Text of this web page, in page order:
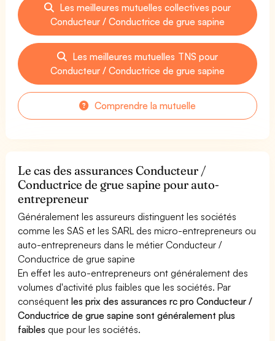
Les meilleures mutuelles collectives pour
Conducteur / Conductrice de grue sapine
Les meilleures mutuelles TNS pour
Conducteur / Conductrice de grue sapine
Comprendre la mutuelle
Le cas des assurances Conducteur /
Conductrice de grue sapine pour auto-
entrepreneur
Généralement les assureurs distinguent les sociétés
comme les SAS et les SARL des micro-entrepreneurs ou
auto-entrepreneurs dans le métier Conducteur /
Conductrice de grue sapine
En effet les auto-entrepreneurs ont généralement des
volumes d'activité plus faibles que les sociétés. Par
conséquentles prix des assurances rc pro Conducteur /
Conductrice de grue sapine sont généralement plus
faibles que pour les sociétés.